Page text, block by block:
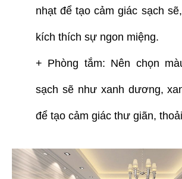
nhạt để tạo cảm giác sạch
kích thích sự ngon miệng.
+ Phòng tắm: Nên chọn
sạch sẽ như xanh dương,
để tạo cảm giác thư giãn,